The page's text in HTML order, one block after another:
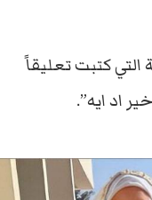
كتبت تعليقاً
اد ايه”.